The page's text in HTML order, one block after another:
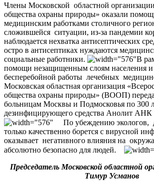
Члены Московской областной
общества охраны природы» оказали
медицинским работками столичного
сложившейся ситуации, из-за пандемии
наблюдается нехватка антисептических
остро в антисептиках нуждаются
социальные работники.
В
помощи незащищенным слоям населения и
бесперебойной работы лечебных
Московская областная организация
общества охраны природы» (ВООП)
больницам Москвы и Подмосковья по 300
дезинфицирующего средства Анолит
⠀ По убеждению экологов,
только качественно борется с вирусной
оказывает негативного влияния на
абсолютно безопасно для людей. ⠀
Председатель Московской областной
Тимур Усманов